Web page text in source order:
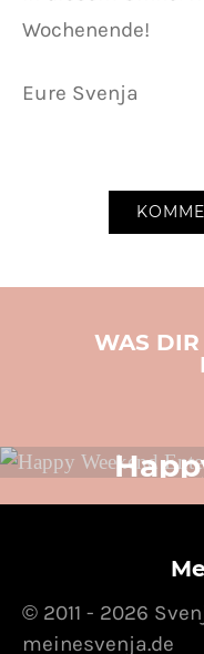
Wochenende!
Eure Svenja
WAS DIR
© 2011 - 2026
meinesvenja.de